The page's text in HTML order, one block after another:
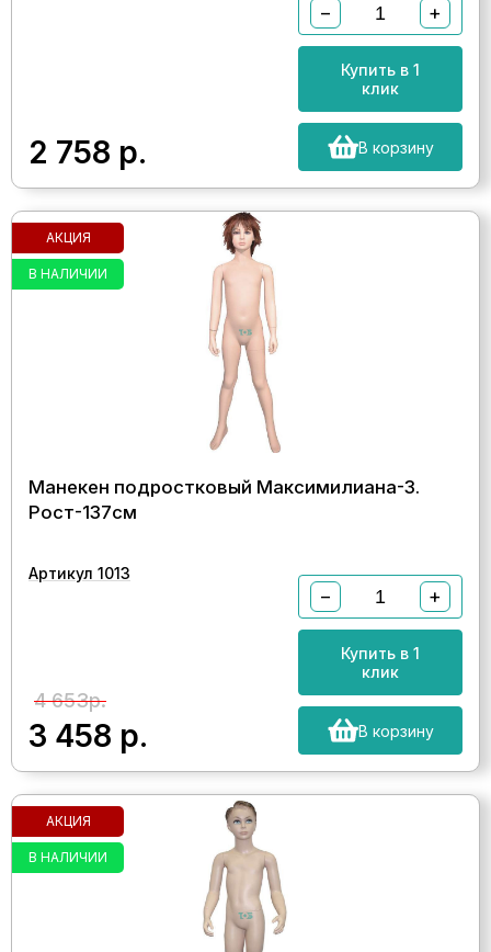
2 758 р.
− +
Купить в 1
клик
В корзину
АКЦИЯ
В НАЛИЧИИ
Манекен подростковый Максимилиана-3.
Рост-137см
Артикул 1013
4 653р.
3 458 р.
− +
Купить в 1
клик
В корзину
АКЦИЯ
В НАЛИЧИИ